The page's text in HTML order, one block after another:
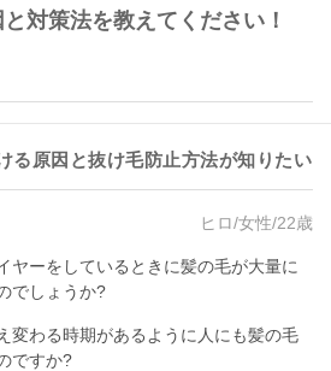
対策法を教えてください！
る原因と抜け毛防止方法が知りたい
ヒロ/女性/22歳
ヤーをしているときに髪の毛が大量に
でしょうか?
変わる時期があるように人にも髪の毛
ですか?